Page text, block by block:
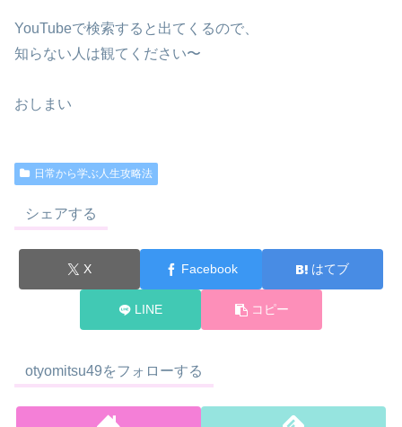
YouTubeで検索すると出てくるので、
知らない人は観てください〜
おしまい
日常から学ぶ人生攻略法
シェアする
X Facebook はてブ
LINE コピー
otyomitsu49をフォローする